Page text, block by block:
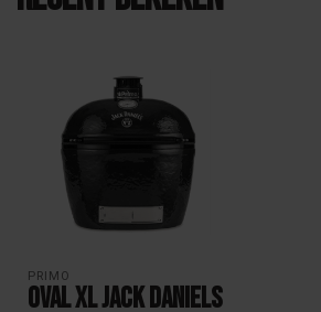
PRIMO
Oval XL Jack Daniels